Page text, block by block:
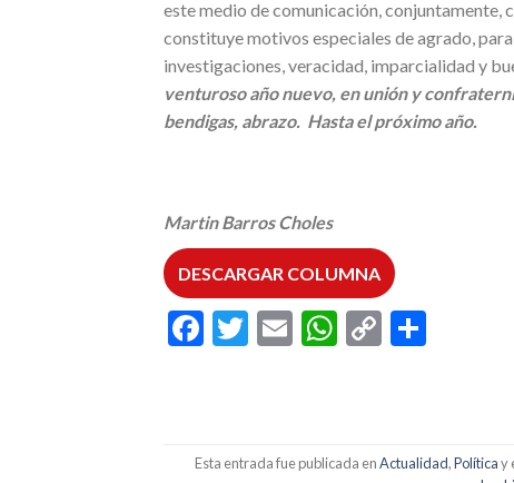
este medio de comunicación, conjuntamente,
constituye motivos especiales de agrado,
investigaciones, veracidad, imparcialidad y
venturoso año nuevo, en unión y
bendigas, abrazo. Hasta el próximo año.
Martin Barros Choles
DESCARGAR COLUMNA
Facebook
Twitter
EmailWhatsApp
Copy
Esta entrada fue publicada enActualidad,Políticay